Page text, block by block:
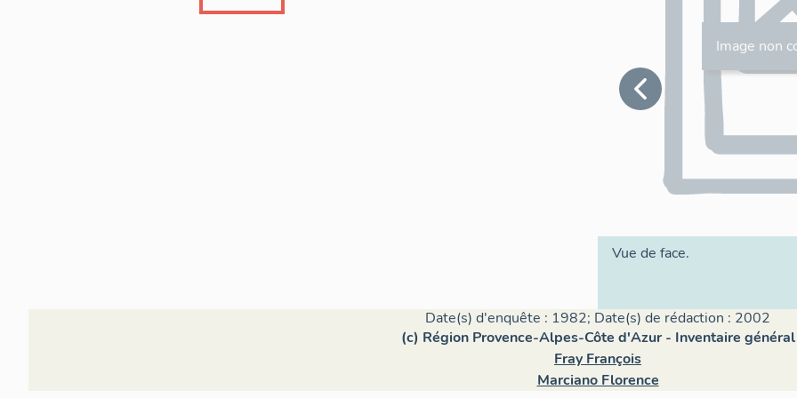
Image non
Vue de face.
Date(s) d'enquête : 1982; Date(s) de rédaction : 2002
(c) Région Provence-Alpes-Côte d'Azur - Inventaire général
Fray François
Marciano Florence